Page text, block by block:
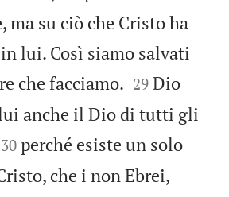
ma su ciò che Cristo ha
lui. Così siamo salvati
che facciamo.
29 Dio
anche il Dio di tutti gli

30 perché esiste un solo
che i non Ebrei,